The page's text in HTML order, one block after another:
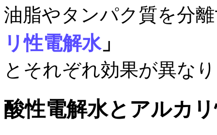
油脂やタンパク質を分
リ性電解水」
とそれぞれ効果が異な
酸性電解水とアルカ